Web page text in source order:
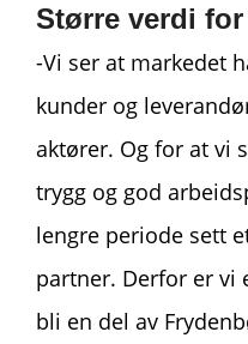
Større verdi
-Vi ser at markedet
kunder og
aktører. Og for at vi
trygg og god
lengre periode sett
partner. Derfor er vi
bli en del av